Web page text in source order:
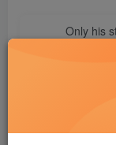
Only his
最近一直在用的